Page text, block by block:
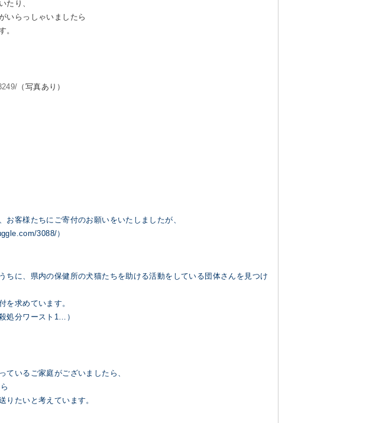
たり、
いらっしゃいましたら
。
（写真あり）
お客様たちにご寄付のお願いをいたしましたが、
3088/）
ちに、県内の保健所の犬猫たちを助ける活動をしている団体さんを見つけ
を求めています。
処分ワースト1…）
ているご家庭がございましたら、
りたいと考えています。